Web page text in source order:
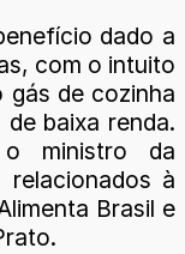
dado a
com o intuito
gás de cozinha
baixa renda.
o ministro da
relacionados à
Brasil e